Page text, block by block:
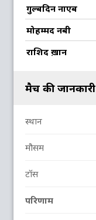
नजीबुल्लाह
35 ov
दौलत ज़ादरान
गुल्बदिन नाएब
मोहम्मद नबी
राशिद ख़ान
मैच की जानकारी
स्थान
मौसम
टॉस
परिणाम